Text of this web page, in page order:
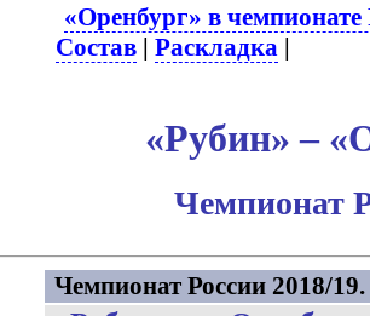
«Оренбург» в чемпионате
Состав |Раскладка |
«Рубин» –
Чемпионат
Чемпионат России 2018/